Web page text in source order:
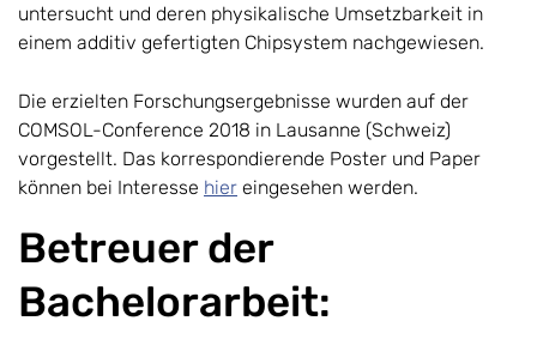
untersucht und deren physikalische Umsetzbarkeit in
einem additiv gefertigten Chipsystem nachgewiesen.
Die erzielten Forschungsergebnisse wurden auf der
COMSOL-Conference 2018 in Lausanne (Schweiz)
vorgestellt. Das korrespondierende Poster und Paper
können bei Interesse hier eingesehen werden.
Betreuer der
Bachelorarbeit: